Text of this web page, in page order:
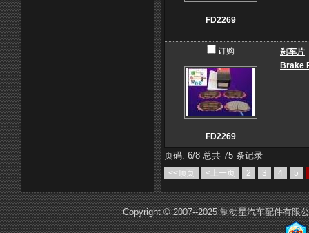
FD2269
订购
FD2269
刹车片
Brake
页码: 6/8 总共 75 条记录
<<顶页 <上一页 2 3 4 5
Copyright © 2007--2025 制动星汽车配件有限